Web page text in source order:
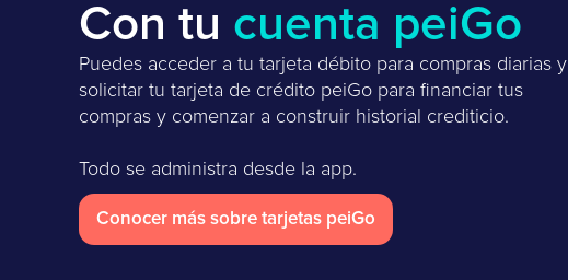
Con tu cuenta peiGo
Puedes acceder a tu tarjeta débito para compras diarias y
solicitar tu tarjeta de crédito peiGo para financiar tus
compras y comenzar a construir historial crediticio.
Todo se administra desde la app.
Conocer más sobre tarjetas peiGo